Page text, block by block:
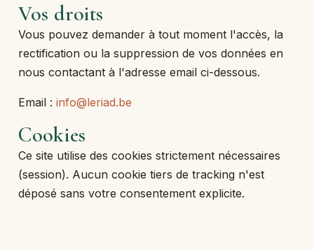
Vos droits
Vous pouvez demander à tout moment l'accès, la
rectification ou la suppression de vos données en
nous contactant à l'adresse email ci-dessous.
Email : info@leriad.be
Cookies
Ce site utilise des cookies strictement nécessaires
(session). Aucun cookie tiers de tracking n'est
déposé sans votre consentement explicite.